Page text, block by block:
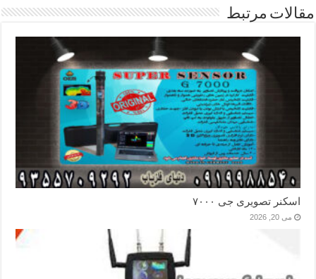
مقالات مرتبط
اسکنر تصویری جی ۷۰۰۰
می 20, 2026